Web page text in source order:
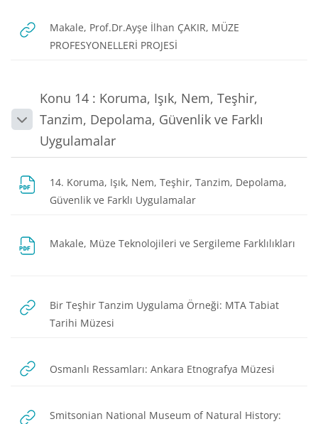
Makale, Prof.Dr.Ayşe İlhan ÇAKIR, MÜZE
PROFESYONELLERİ PROJESİ
Daralt
Konu 14 : Koruma, Işık, Nem, Teşhir,
Tanzim, Depolama, Güvenlik ve Farklı
Uygulamalar
14. Koruma, Işık, Nem, Teşhir, Tanzim, Depolama,
Güvenlik ve Farklı Uygulamalar
Makale, Müze Teknolojileri ve Sergileme Farklılıkları
Bir Teşhir Tanzim Uygulama Örneği: MTA Tabiat
Tarihi Müzesi
Osmanlı Ressamları: Ankara Etnografya Müzesi
Smitsonian National Museum of Natural History: